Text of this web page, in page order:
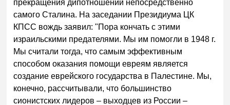
прекращения дипотношений непосредственно
самого Сталина. На заседании Президиума ЦК
КПСС вождь заявил: "Пора кончать с этими
израильскими предателями. Мы им помогли в 1948 г.
Мы считали тогда, что самым эффективным
способом оказания помощи евреям является
создание еврейского государства в Палестине. Мы,
конечно, рассчитывали, что большинство
сионистских лидеров – выходцев из России –